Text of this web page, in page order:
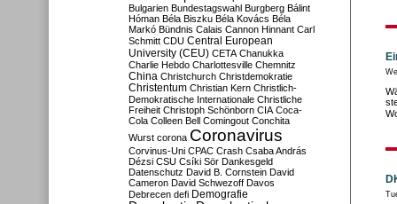
Bulgarien Bundestagswahl Burgberg Bálint
Hóman Béla Biszku Béla Kovács Béla
Markó Bündnis Calais Cannon Hinnant Carl
Schmitt CDU Central European
University (CEU) CETA Chanukka
Charlie Hebdo Charlottesville Chemnitz
China Christchurch Christdemokratie
Christentum Christian Kern Christlich-
Demokratische Internationale Christliche
Freiheit Christoph Schönborn CIA Coca-
Cola Colleen Bell Comingout Conchita
Wurst corona Coronavirus
Corvinus-Uni CPAC Crash Csaba András
Dézsi CSU Csíki Sör Dankesgeld
Datenschutz David B. Cornstein David
Cameron David Schwezoff Davos
Debrecen defi Demografie